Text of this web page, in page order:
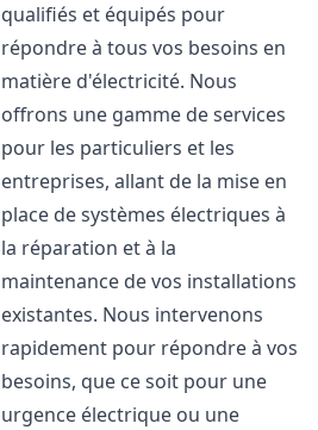
qualifiés et équipés pour
répondre à tous vos besoins en
matière d'électricité. Nous
offrons une gamme de services
pour les particuliers et les
entreprises, allant de la mise en
place de systèmes électriques à
la réparation et à la
maintenance de vos installations
existantes. Nous intervenons
rapidement pour répondre à vos
besoins, que ce soit pour une
urgence électrique ou une